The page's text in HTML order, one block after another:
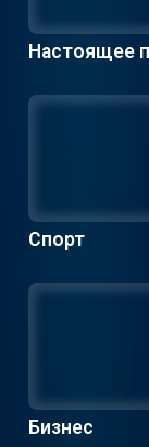
Настоящее
Спорт
Бизнес